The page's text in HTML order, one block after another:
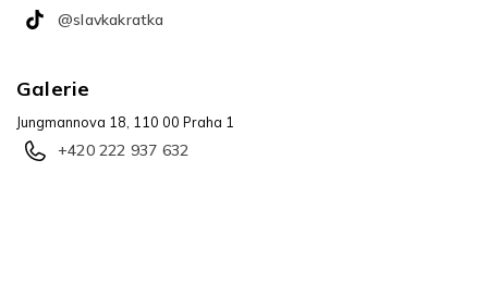
@slavkakratka
Galerie
Jungmannova 18, 110 00 Praha 1
+420 222 937 632